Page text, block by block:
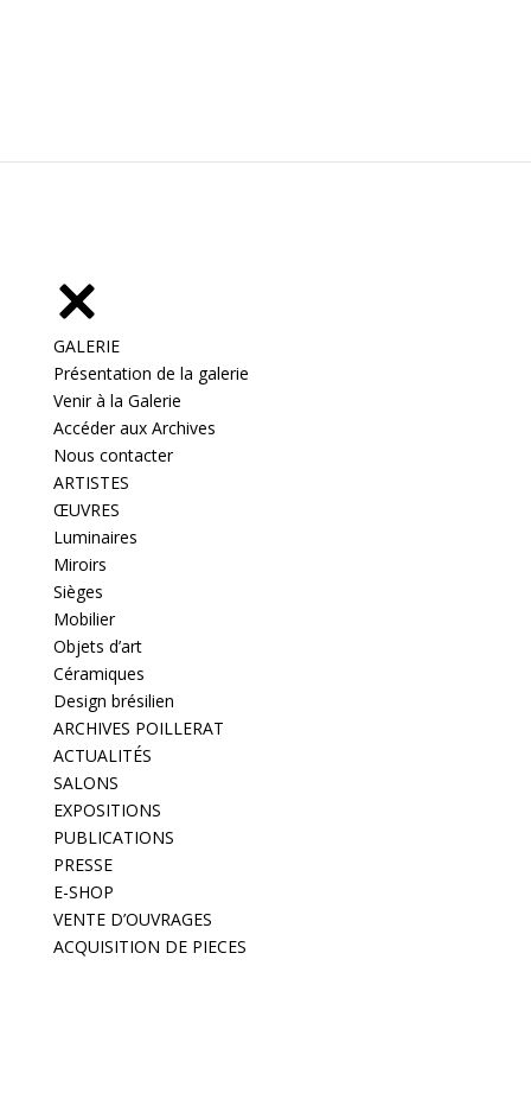
GALERIE
Présentation de la galerie
Venir à la Galerie
Accéder aux Archives
Nous contacter
ARTISTES
ŒUVRES
Luminaires
Miroirs
Sièges
Mobilier
Objets d’art
Céramiques
Design brésilien
ARCHIVES POILLERAT
ACTUALITÉS
SALONS
EXPOSITIONS
PUBLICATIONS
PRESSE
E-SHOP
VENTE D’OUVRAGES
ACQUISITION DE PIECES